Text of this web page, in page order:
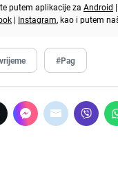
putem aplikacije za Android |
| Instagram, kao i putem
#Pag